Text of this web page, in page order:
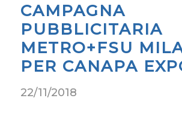
CAMPAGNA
PUBBLICITARIA
METRO+FSU
PER CANAPA
22/11/2018